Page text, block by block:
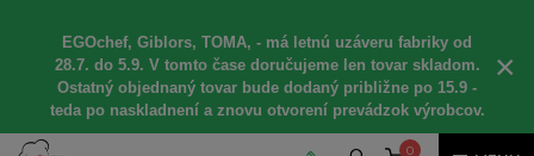
EGOchef, Giblors, TOMA, - má letnú uzáveru fabriky od
28.7. do 5.9. V tomto čase doručujeme len tovar skladom.
Ostatný objednaný tovar bude dodaný približne po 15.9 -
teda po naskladnení a znovu otvorení prevádzok výrobcov.
×
0